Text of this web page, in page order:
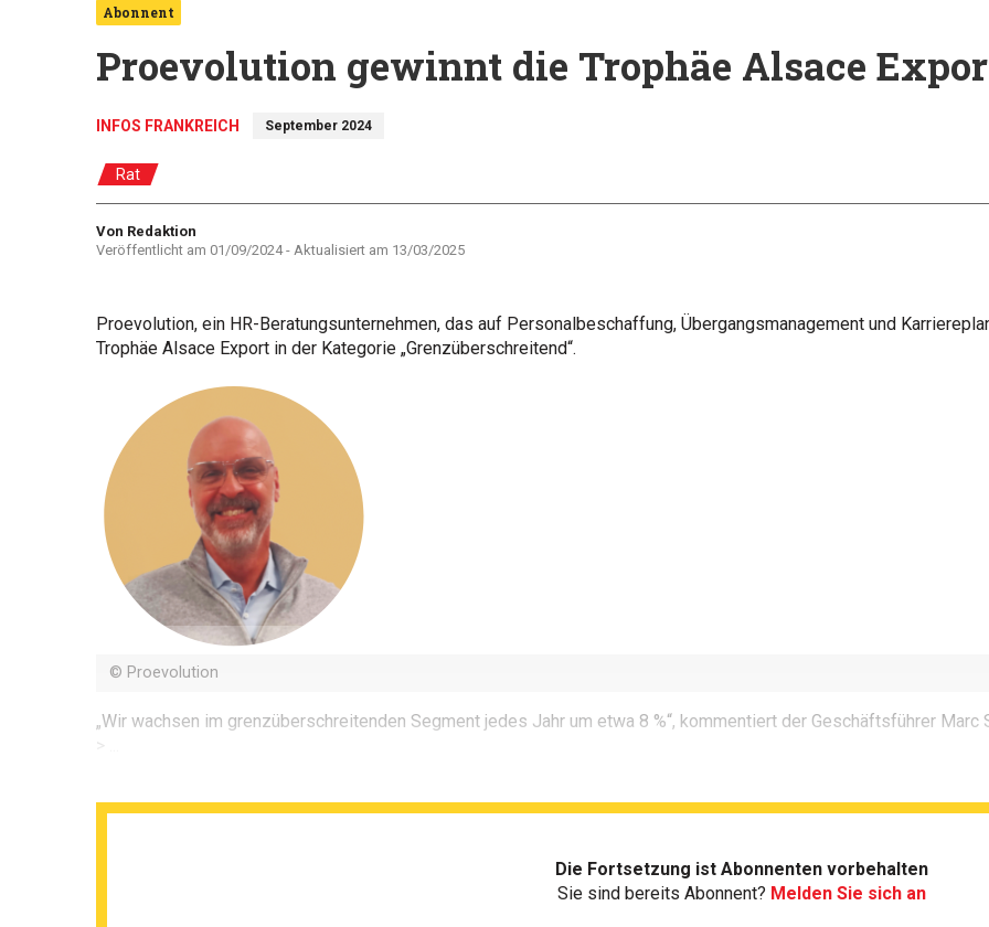
Abonnent
Proevolution gewinnt die Trophäe Alsace
INFOS FRANKREICH September 2024
Rat
Autor
Von Redaktion
Veröffentlicht am 01/09/2024- Aktualisiert am 13/03/2025
Proevolution, ein HR-Beratungsunternehmen, das auf Personalbeschaffung, Übergangsmanagement und
Trophäe Alsace Export in der Kategorie „Grenzüberschreitend“.
© Proevolution
„Wir wachsen im grenzüberschreitenden Segment jedes Jahr um etwa 8 %“, kommentiert der Geschäftsführer Marc
> ...
Die Fortsetzung ist Abonnenten vorbehalten
Sie sind bereits Abonnent? Melden Sie sich an